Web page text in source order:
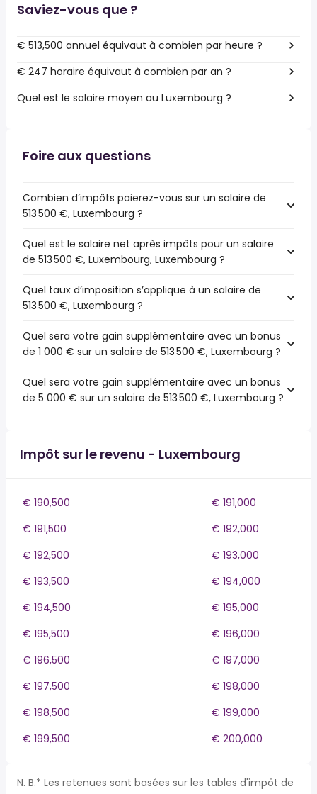
Saviez-vous que ?
€ 513,500 annuel équivaut à combien par heure ?
€ 247 horaire équivaut à combien par an ?
Quel est le salaire moyen au Luxembourg ?
Foire aux questions
Combien d’impôts paierez-vous sur un salaire de
513 500 €, Luxembourg ?
Quel est le salaire net après impôts pour un salaire
de 513 500 €, Luxembourg, Luxembourg ?
Quel taux d’imposition s’applique à un salaire de
513 500 €, Luxembourg ?
Quel sera votre gain supplémentaire avec un bonus
de 1 000 € sur un salaire de 513 500 €, Luxembourg ?
Quel sera votre gain supplémentaire avec un bonus
de 5 000 € sur un salaire de 513 500 €, Luxembourg ?
Impôt sur le revenu - Luxembourg
€ 190,500
€ 191,000
€ 191,500
€ 192,000
€ 192,500
€ 193,000
€ 193,500
€ 194,000
€ 194,500
€ 195,000
€ 195,500
€ 196,000
€ 196,500
€ 197,000
€ 197,500
€ 198,000
€ 198,500
€ 199,000
€ 199,500
€ 200,000
N. B.* Les retenues sont basées sur les tables d'impôt de